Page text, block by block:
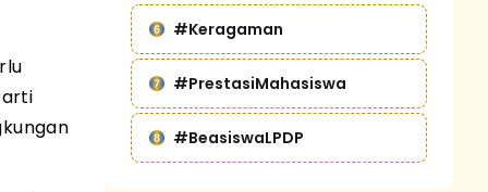
#Keragaman
#PrestasiMahasiswa
#BeasiswaLPDP